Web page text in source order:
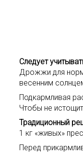
Следует
Дрожжи для
весенним
Подкармливая
Чтобы не
Традиционный
1 кг «живых»
Перед